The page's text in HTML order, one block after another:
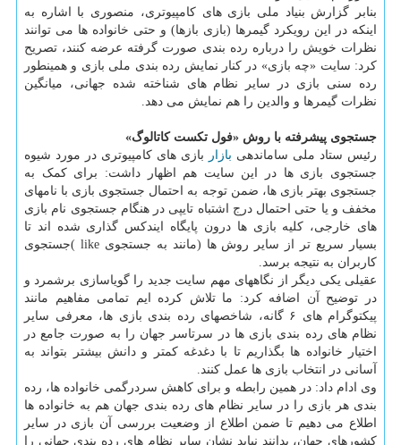
بنابر گزارش بنیاد ملی بازی های کامپیوتری، منصوری با اشاره به
اینکه در این رویکرد گیمرها (بازی بازها) و حتی خانواده ها می توانند
نظرات خویش را درباره رده بندی صورت گرفته عرضه کنند، تصریح
کرد: سایت «چه بازی» در کنار نمایش رده بندی ملی بازی و همینطور
رده سنی بازی در سایر نظام های شناخته شده جهانی، میانگین
نظرات گیمرها و والدین را هم نمایش می دهد.
جستجوی پیشرفته با روش «فول تکست کاتالوگ»
رئیس ستاد ملی ساماندهی بازار
بازی های کامپیوتری در مورد شیوه
جستجوی بازی ها در این سایت هم اظهار داشت: برای کمک به
جستجوی بهتر بازی ها، ضمن توجه به احتمال جستجوی بازی با نامهای
مخفف و یا حتی احتمال درج اشتباه تایپی در هنگام جستجوی نام بازی
های خارجی، کلیه بازی ها درون پایگاه ایندکس گذاری شده اند تا
بسیار سریع تر از سایر روش ها (مانند به جستجوی like )جستجوی
کاربران به نتیجه برسد.
عقیلی یکی دیگر از نگاههای مهم سایت جدید را گویاسازی برشمرد و
در توضیح آن اضافه کرد: ما تلاش کرده ایم تمامی مفاهیم مانند
پیکتوگرام های ۶ گانه، شاخصهای رده بندی بازی ها، معرفی سایر
نظام های رده بندی بازی ها در سرتاسر جهان را به صورت جامع در
اختیار خانواده ها بگذاریم تا با دغدغه کمتر و دانش بیشتر بتواند به
آسانی در انتخاب بازی ها عمل کنند.
وی ادام داد: در همین رابطه و برای کاهش سردرگمی خانواده ها، رده
بندی هر بازی را در سایر نظام های رده بندی جهان هم به خانواده ها
اطلاع می دهیم تا ضمن اطلاع از وضعیت بررسی آن بازی در سایر
کشورهای جهان، بدانند نباید نشان سایر نظام های رده بندی جهانی را